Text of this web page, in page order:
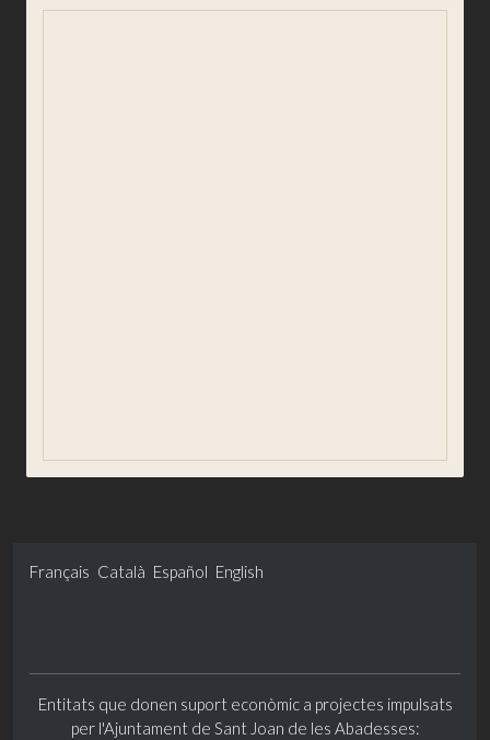
Français Català Español English
Entitats que donen suport econòmic a projectes impulsats
per l'Ajuntament de Sant Joan de les Abadesses: